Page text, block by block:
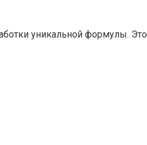
уникальной формулы. Это